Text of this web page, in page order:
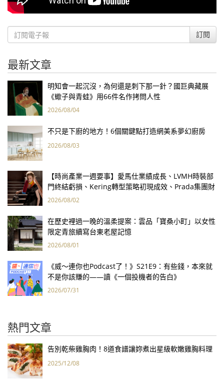
訂閱
最新文章
明知會一起沉沒，為何還是刺下那一針？國巨典藏展
《蠍子與青蛙》用66件名作拷問人性
2026/08/04
不只是下廚的地方！6個關鍵點打造網美系夢幻廚房
2026/08/03
【時尚產業一週要事】愛馬仕業績成長、LVMH時裝部
門終結虧損、Kering轉型策略初現成效、Prada集團財
報亮眼
2026/08/02
在歷史裡過一晚的溫柔提案：雲品「寶桑小町」以女性
限定青旅續寫台東老屋記憶
2026/08/01
《威～連你也Podcast了！》S21E9：有些錢，本來就
不是你該賺的——讀《一個投機者的告白》
2026/07/31
熱門文章
告別乾柴雞胸肉！8道食譜讓妳煮出星級軟嫩雞胸料理
2025/12/08